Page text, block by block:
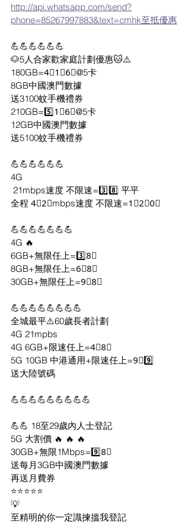
http://api.whatsapp.com/send?
phone=85267997883&text=cmhk至抵優惠
💪💪💪💪💪💪
🐶5人合家歡家庭計劃優惠🐱⚠️
180GB=4⃣1⃣6⃣@5卡
8GB中國澳門數據
送3100蚊手機禮券
210GB=5️⃣1⃣6⃣@5卡
12GB中國澳門數據
送5100蚊手機禮券
💪💪💪💪💪💪
4G
21mbps速度 不限速=3️⃣8️⃣ 平平
全程 4⃣2⃣mbps速度 不限速=1⃣2⃣0⃣
💪💪💪💪💪💪💪
4G 🔥
6GB+無限任上=3️⃣8⃣
8GB+無限任上=6⃣8⃣
30GB+無限任上=9⃣8⃣
💪💪💪💪💪💪💪💪
全城最平⚠️60歲長者計劃
4G 21mpbs
4G 6GB+限速任上=4⃣8⃣
5G 10GB 中港通用+限速任上=9⃣9️⃣
送大陸號碼
💪💪💪💪💪💪💪💪💪
💪💪 18至29歲內人士登記
5G 大割價 🔥 🔥 🔥
30GB+無限1Mbps=9️⃣8⃣
送每月3GB中國澳門數據
再送月費券
⭐⭐⭐⭐⭐
💡
至精明的你一定識揀搵我登記